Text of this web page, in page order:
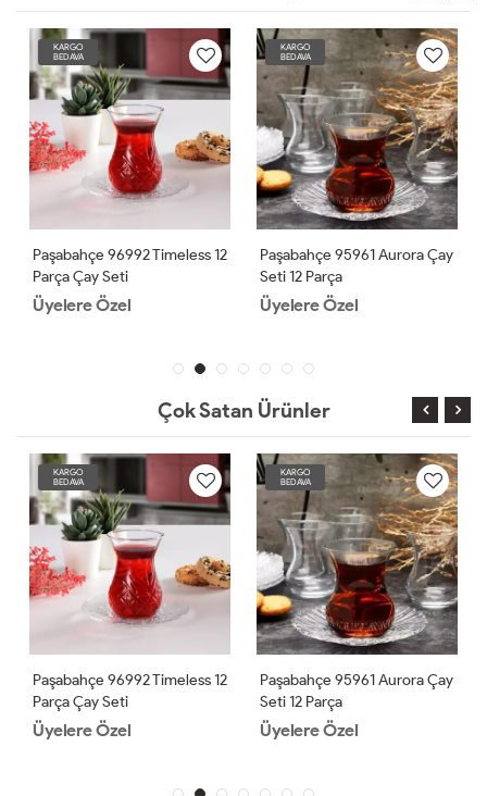
KARGO
BEDAVA
Paşabahçe 96992 Timeless 12
Parça Çay Seti
Üyelere Özel
KARGO
BEDAVA
Paşabahçe 95961 Aurora Çay
Seti 12 Parça
Üyelere Özel
Çok Satan Ürünler
KARGO
BEDAVA
Paşabahçe 96992 Timeless 12
Parça Çay Seti
Üyelere Özel
KARGO
BEDAVA
Paşabahçe 95961 Aurora Çay
Seti 12 Parça
Üyelere Özel